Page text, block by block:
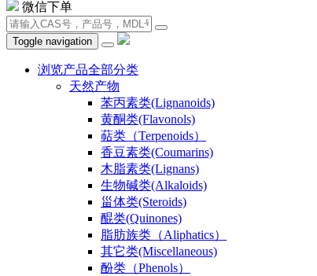
微信下单
Toggle navigation
浏览产品全部分类
天然产物
苯丙素类(Lignanoids)
黄酮类(Flavonols)
萜类（Terpenoids）
香豆素类(Coumarins)
木脂素类(Lignans)
生物碱类(Alkaloids)
甾体类(Steroids)
醌类(Quinones)
脂肪族类（Aliphatics）
其它类(Miscellaneous)
酚类（Phenols）